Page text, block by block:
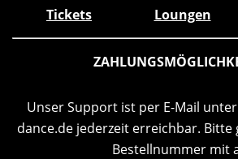
Tickets
Loungen
Unser Support ist per E-Mail
dance.de jederzeit erreichbar. Bitte
Bestellnummer mit